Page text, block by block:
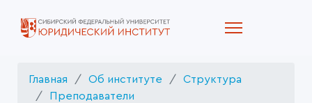
Главная Об институте
Структура
Преподаватели